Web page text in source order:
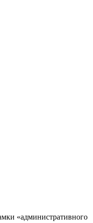
«административного